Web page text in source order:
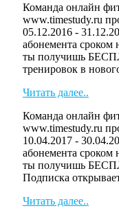
Команда онлайн
www.timestudy.ru
05.12.2016 -
абонемента сроком
ты получишь
тренировок в
Читать далее..
Команда онлайн
www.timestudy.ru
10.04.2017 -
абонемента сроком
ты получишь
Подписка
Читать далее..